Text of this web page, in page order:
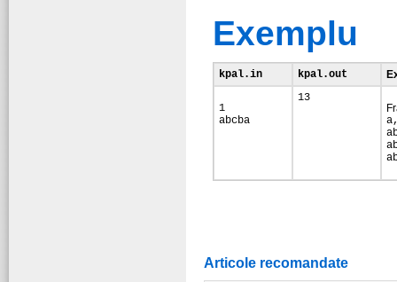
Exemplu
kpal.in kpal.out
1
abcba
13
Articole recomandate